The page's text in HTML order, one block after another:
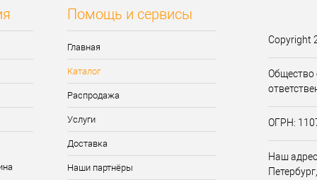
Помощь и сервисы
Главная
Каталог
Распродажа
Услуги
Доставка
Наши партнёры
Copyright
Общество
ОГРН:
Наш